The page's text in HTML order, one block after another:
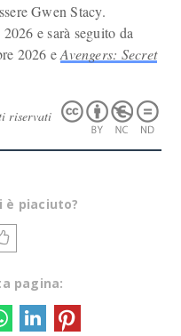
Gwen Stacy.
e sarà seguito da
2026 eAvengers: Secret
riservati
piaciuto?
pagina: